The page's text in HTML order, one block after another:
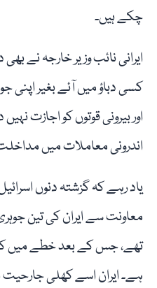
چکے ہیں۔
ایرانی نائب وزیر خارجہ نے
کسی دباؤ میں آئے بغیر اپنی
اور بیرونی قوتوں کو اجازت
اندرونی معاملات میں
یاد رہے کہ گزشتہ دنوں
معاونت سے ایران کی تین
تھے، جس کے بعد خطے میں
ہے۔ ایران اسے کھلی جارحیت